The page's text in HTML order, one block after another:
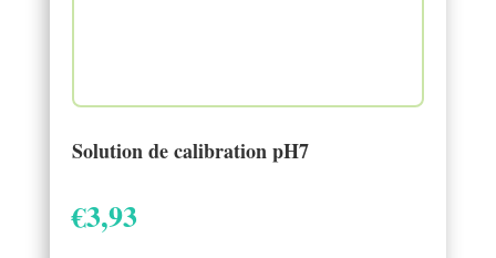
Solution de calibration pH7
€3,93